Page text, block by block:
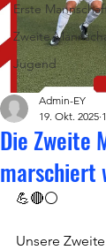
Erste
Zweite
Jugend
Die Zweite
marschiert
Admin-EY
19. Okt. 2025
💪🔴⚪️
Unsere